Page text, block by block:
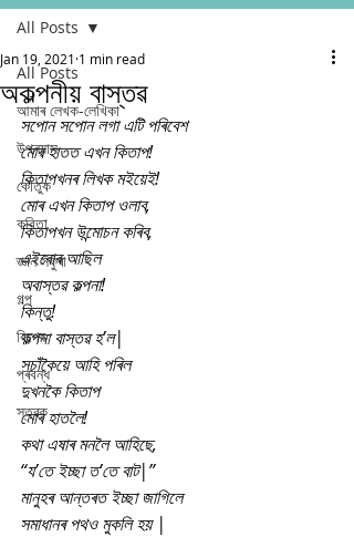
All Posts
আমাৰ লেখক-লেখিকা
উপন্যাস
কৌতুক
কবিতা
জ্ঞান সঁফুৰা
গল্প
বিশেষ
প্ৰবন্ধ
স্তৱক
All Posts
অকল্পনীয় বাস্তৱ
Jan 19, 2021 1 min read
সপোন সপোন লগা এটি পৰিবেশ
মোৰ হাতত এখন কিতাপ!
কিতাপখনৰ লিখক মইয়েই!
মোৰ এখন কিতাপ ওলাব,
কিতাপখন উন্মোচন কৰিব,
এইবোৰ আছিল
অবাস্তৱ কল্পনা!
কিন্তু!
কল্পনা বাস্তৱ হ’ল|
সচাঁকৈয়ে আহি পৰিল
দুখনকৈ কিতাপ
মোৰ হাতলৈ!
কথা এষাৰ মনলৈ আহিছে,
“য’তে ইচ্ছা ত’তে বাট|”
মানুহৰ আন্তৰত ইচ্ছা জাগিলে
সমাধানৰ পথও মুকলি হয় |